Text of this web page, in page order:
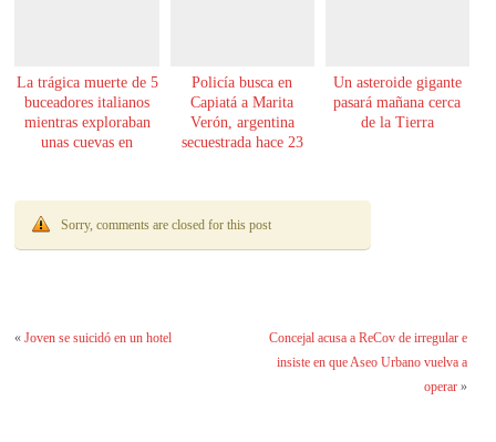
La trágica muerte de 5
buceadores italianos
mientras exploraban
unas cuevas en
Policía busca en
Capiatá a Marita
Verón, argentina
secuestrada hace 23
Un asteroide gigante
pasará mañana cerca
de la Tierra
Sorry, comments are closed for this post
«Joven se suicidó en un hotel
Concejal acusa a ReCov de irregular e
insiste en que Aseo Urbano vuelva a
operar»